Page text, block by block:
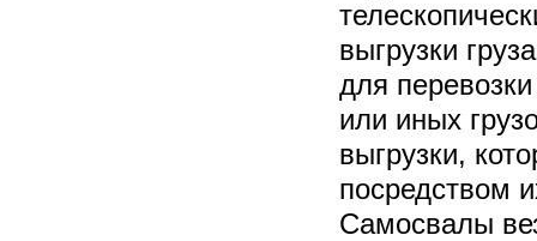
выгрузки
для
или иных
выгрузки,
посредством
Самосвалы